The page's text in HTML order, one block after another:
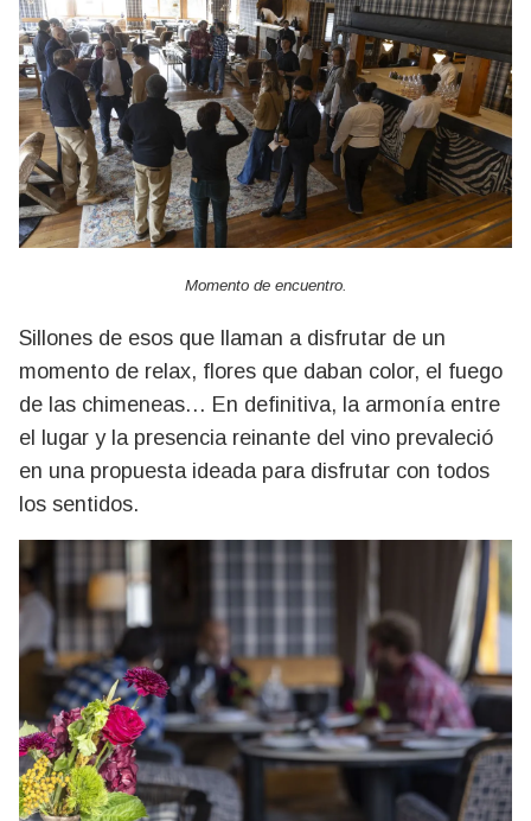
Momento de encuentro.
Sillones de esos que llaman a disfrutar de un
momento de relax, flores que daban color, el fuego
de las chimeneas… En definitiva, la armonía entre
el lugar y la presencia reinante del vino prevaleció
en una propuesta ideada para disfrutar con todos
los sentidos.